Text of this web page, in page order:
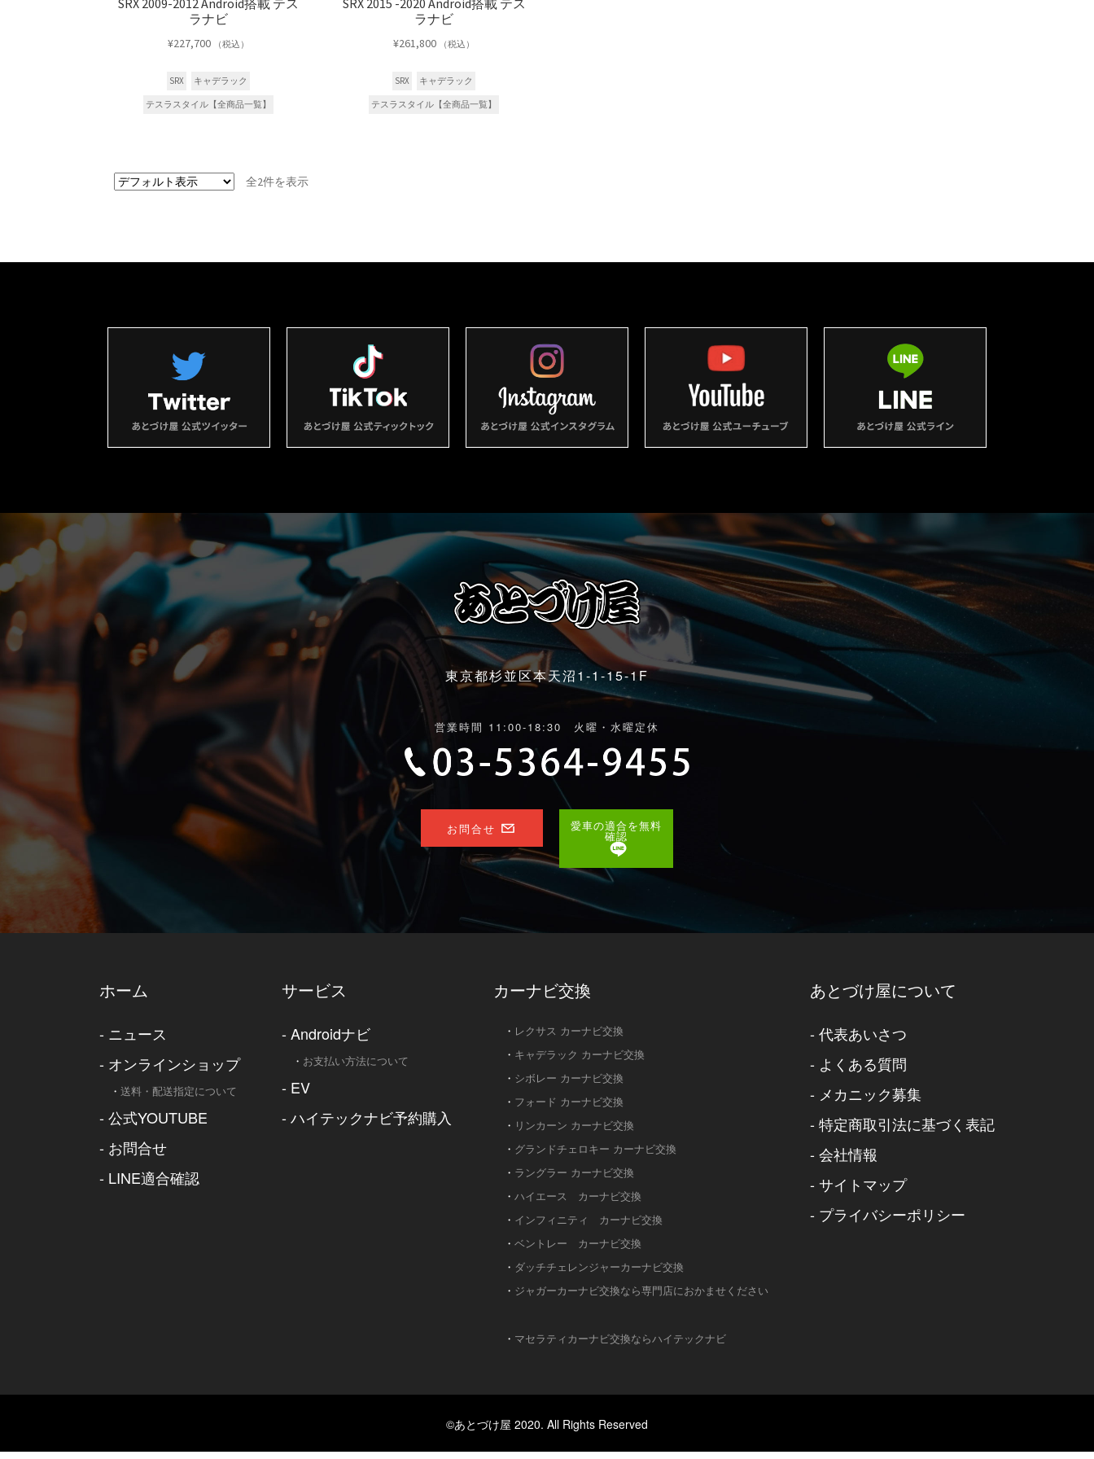
SRX 2009-2012 Android搭載 テス
ラナビ
¥227,700 （税込）
SRX キャデラック
テスラスタイル【全商品一覧】
SRX 2015 -2020 Android搭載 テス
ラナビ
¥261,800 （税込）
SRX キャデラック
テスラスタイル【全商品一覧】
全2件を表示
東京都杉並区本天沼1-1-15-1F
営業時間 11:00-18:30 火曜・水曜定休
お問合せ 愛車の適合を無料
確認
ホーム
- ニュース
- オンラインショップ
・ 送料・配送指定について
- 公式YOUTUBE
- お問合せ
- LINE適合確認
サービス
- Androidナビ
・ お支払い方法について
- EV
- ハイテックナビ予約購入
カーナビ交換
・ レクサス カーナビ交換
・ キャデラック カーナビ交換
・ シボレー カーナビ交換
・ フォード カーナビ交換
・ リンカーン カーナビ交換
・ グランドチェロキー カーナビ交換
・ ラングラー カーナビ交換
・ ハイエース カーナビ交換
・ インフィニティ カーナビ交換
・ ベントレー カーナビ交換
・ ダッチチェレンジャーカーナビ交換
・ ジャガーカーナビ交換なら専門店におかませください
・ マセラティカーナビ交換ならハイテックナビ
あとづけ屋について
- 代表あいさつ
- よくある質問
- メカニック募集
- 特定商取引法に基づく表記
- 会社情報
- サイトマップ
- プライバシーポリシー
©あとづけ屋 2020. All Rights Reserved